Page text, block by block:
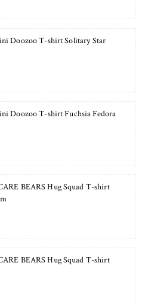
Doozoo T-shirt Solitary Star
Doozoo T-shirt Fuchsia Fedora
BEARS Hug Squad T-shirt
BEARS Hug Squad T-shirt